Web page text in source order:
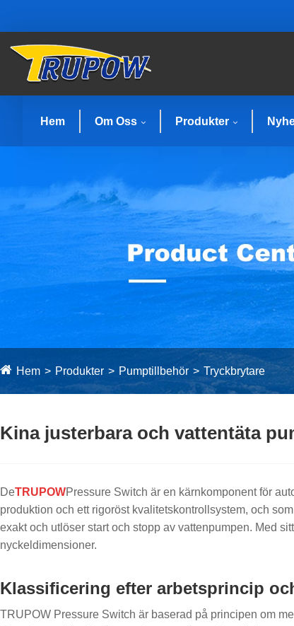
Hem Om Oss Produkter
Hem Produkter Pumptillbehör Tryckbrytare
Kina justerbara och vattentäta
DeTRUPOWPressure Switch är en kärnkomponent för
produktion och ett rigoröst kvalitetskontrollsystem, och
exakt och utlöser start och stopp av vattenpumpen. Med
nyckeldimensioner.
Klassificering efter arbetsprincip
TRUPOW Pressure Switch är baserad på principen om